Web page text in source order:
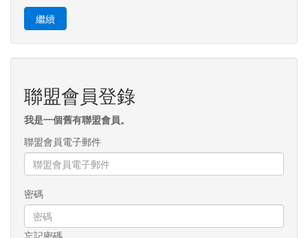
繼續
聯盟會員登錄
我是一個舊有聯盟會員。
聯盟會員電子郵件
密碼
忘記密碼